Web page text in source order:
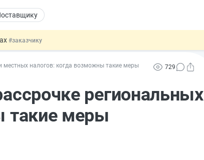
#заказчику
#юристу
#бухгалтеру
налогов: когда возможны такие меры 729
региональных
такие меры